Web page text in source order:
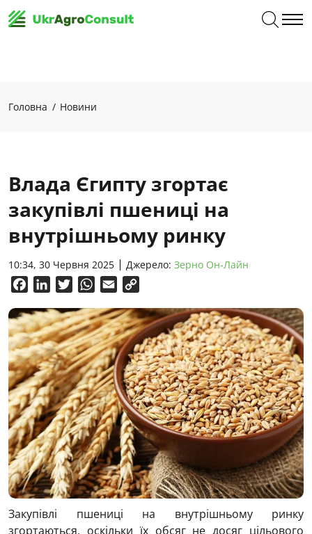
Головна Новини
Влада Єгипту згортає
закупівлі пшениці на
внутрішньому ринку
10:34, 30 Червня 2025 Джерело: Зерно Он-Лайн
FacebookLinkedInTwitterWhatsApp
Email
Закупівлі пшениці на внутрішньому ринку
згортаються, оскільки їх обсяг не досяг цільового